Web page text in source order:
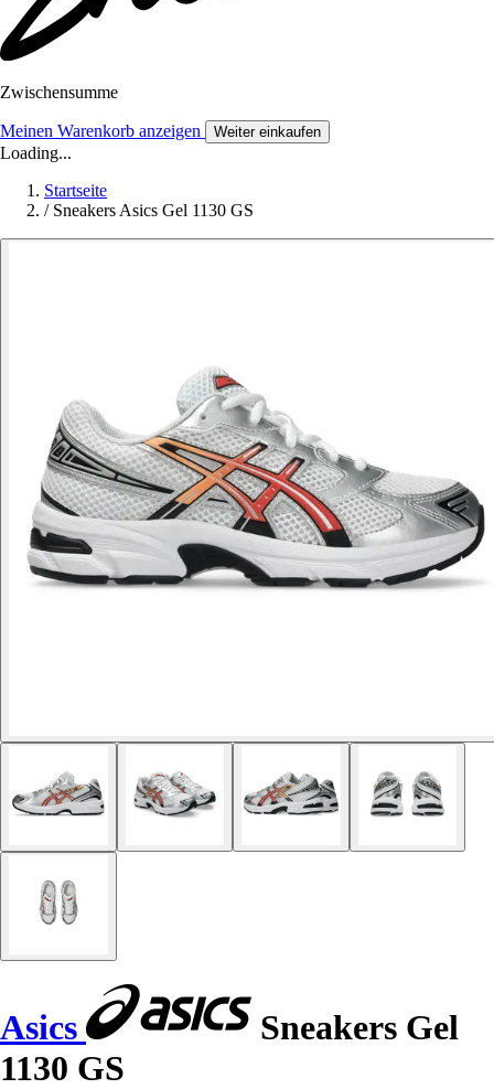
Zwischensumme
Meinen Warenkorb anzeigen Weiter einkaufen
Loading...
Startseite
/ Sneakers Asics Gel 1130 GS
Asics
Sneakers Gel
1130 GS